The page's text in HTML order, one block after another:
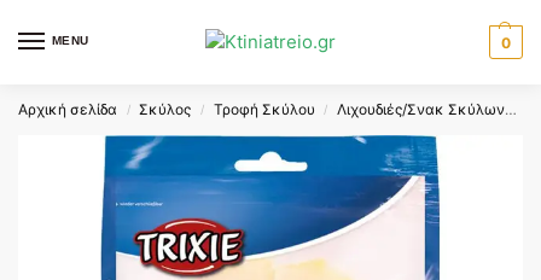
MENU 0
Αρχική σελίδα / Σκύλος / Τροφή Σκύλου / Λιχουδιές/Σνακ Σκύλων